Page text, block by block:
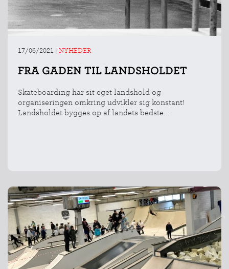
INDMELDELSE
BREDDEPULJE
KLUB
SPORTSGRENE
FORBUNDET
VÆRKTØJSKASSEN
17/06/2021 | NYHEDER
FRA GADEN TIL LANDSHOLDET
Skateboarding har sit eget landshold og
organiseringen omkring udvikler sig konstant!
Landsholdet bygges op af landets bedste...